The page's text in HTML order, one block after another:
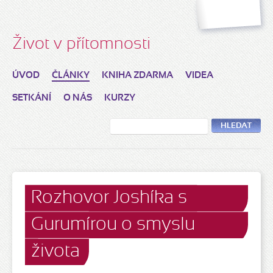
Život v přítomnosti
ÚVOD ČLÁNKY KNIHA ZDARMA VIDEA
SETKÁNÍ O NÁS KURZY
HLEDAT
Rozhovor Joshíka s
Gurumírou o smyslu
života